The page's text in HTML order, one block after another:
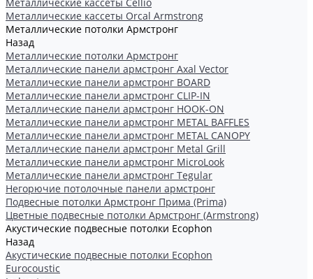
Металлические кассеты Orcal Armstrong
Металлические потолки Армстронг
Назад
Металлические потолки Армстронг
Металлические панели армстронг Axal Vector
Металлические панели армстронг BOARD
Металлические панели армстронг CLIP-IN
Металлические панели армстронг HOOK-ON
Металлические панели армстронг METAL BAFFLES
Металлические панели армстронг METAL CANOPY
Металлические панели армстронг Metal Grill
Металлические панели армстронг MicroLook
Металлические панели армстронг Tegular
Негорючие потолочные панели армстронг
Подвесные потолки Армстронг Прима (Prima)
Цветные подвесные потолки Армстронг (Armstrong)
Акустические подвесные потолки Ecophon
Назад
Акустические подвесные потолки Ecophon
Eurocoustic